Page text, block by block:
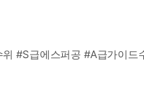
#S급에스퍼공 #A급가이